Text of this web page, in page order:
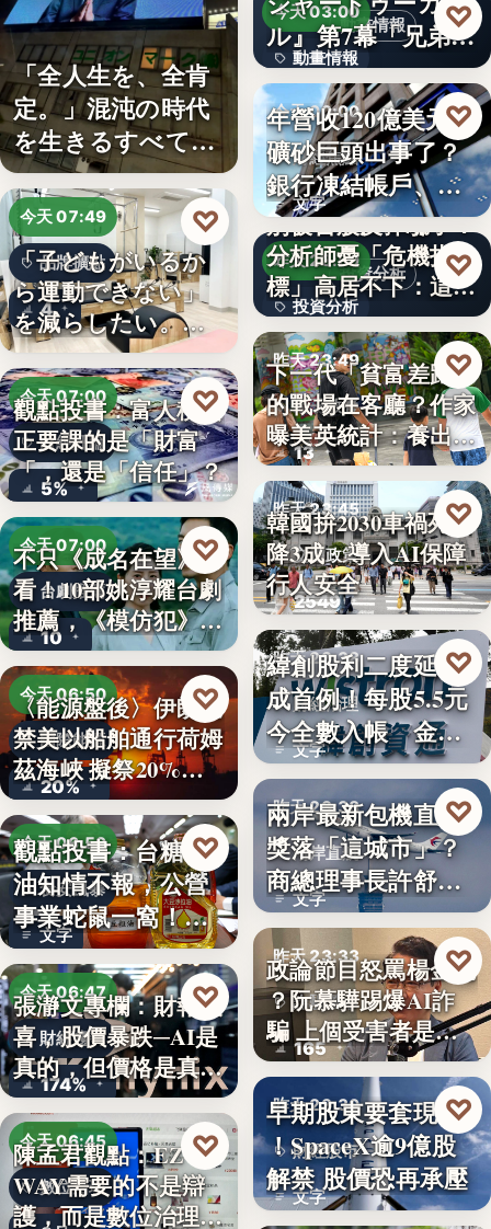
「全人生を、全肯
定。」混沌の時代
を生きるすべての
人へ贈る…
今天 07:49
品牌擴點
4
「子どもがいるか
ら運動できない」
を減らしたい。埼
玉県戸田…
♡
今天 07:00
財經評論
5%
觀點投書：富人稅真
正要課的是「財富
「，還是「信任」？
♡
今天 07:00
台劇推薦
10
不只《成名在望》好
看！10部姚淳耀台劇
推薦，《模仿犯》
變…
♡
今天 06:50
國際能源
20%
〈能源盤後〉伊朗擬
禁美以船舶通行荷姆
茲海峽 擬祭20%
貨…
♡
今天 06:50
食安風暴
文字
觀點投書：台糖毒
油知情不報，公營
事業蛇鼠一窩！人
民何堪？
♡
今天 06:47
財經趨勢
174%
張瀞文專欄：財報報
喜，股價暴跌─AI是
真的，但價格是真
的…
♡
今天 06:45
數位治理
陳孟君觀點：EZ
WAY需要的不是辯
護，而是數位治理的
♡
40%
動畫情報
今天 03:00
動畫情報
文字
ル』第7幕「兄弟」
あらす…
♡
今天 00:00
財經焦點
文字
年營收120億美元鐵
礦砂巨頭出事了？
銀行凍結帳戶、礦
商急…
♡
投資分析
昨天 23:59
投資分析
4.63%
別被台股反彈騙了？
分析師憂「危機指
標」高居不下：這次
一殺…
♡
昨天 23:49
親子教養
13
下一代「貧富差距」
的戰場在客廳？作家
曝美英統計：養出高
學…
♡
昨天 23:45
交通政策
2549
韓國拚2030車禍死亡
降3成 導入AI保障
行人安全
♡
昨天 23:38
財經治理
文字
緯創股利二度延發
成首例！每股5.5元
今全數入帳 金管
會曝…
♡
昨天 23:38
兩岸直航
文字
兩岸最新包機直航
獎落「這城市」？
商總理事長許舒博
透露8月…
♡
昨天 23:33
詐騙警示
165
政論節目怒罵楊金龍
？阮慕驊踢爆AI詐
騙 上個受害者是
「這…
♡
昨天 23:30
財經股市
文字
早期股東要套現了
！SpaceX逾9億股
解禁 股價恐再承壓
♡